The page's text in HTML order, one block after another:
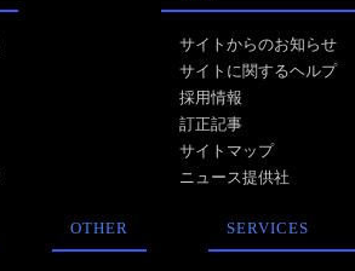
サイトからのお知らせ
サイトに関するヘルプ
採用情報
訂正記事
サイトマップ
ニュース提供社
OTHER SERVICES